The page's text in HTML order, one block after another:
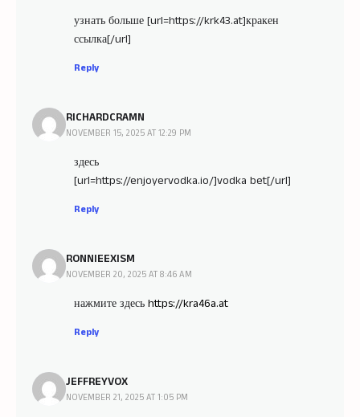
узнать больше [url=https://krk43.at]кракен
ссылка[/url]
Reply
RICHARDCRAMN
NOVEMBER 15, 2025 AT 12:29 PM
здесь
[url=https://enjoyervodka.io/]vodka bet[/url]
Reply
RONNIEEXISM
NOVEMBER 20, 2025 AT 8:46 AM
нажмите здесь https://kra46a.at
Reply
JEFFREYVOX
NOVEMBER 21, 2025 AT 1:05 PM